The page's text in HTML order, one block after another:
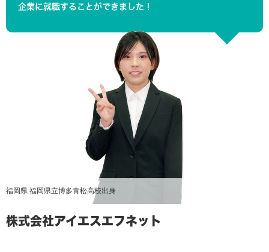
企業に就職することができました！
福岡県 福岡県立博多青松高校出身
株式会社アイエスエフネット